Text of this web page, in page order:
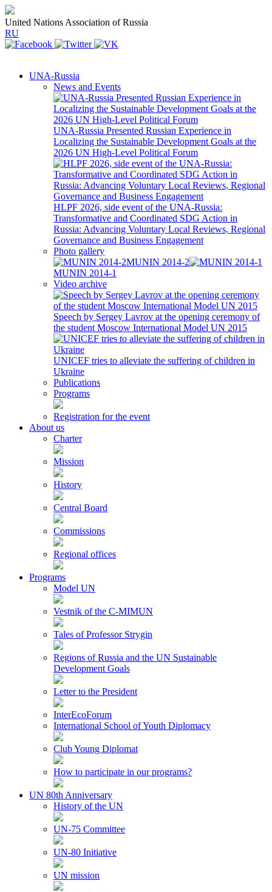
United Nations Association of Russia
RU
UNA-Russia
News and Events
UNA-Russia Presented Russian Experience in
Localizing the Sustainable Development Goals at the
2026 UN High-Level Political Forum
HLPF 2026, side event of the UNA-Russia:
Transformative and Coordinated SDG Action in
Russia: Advancing Voluntary Local Reviews, Regional
Governance and Business Engagement
Photo gallery
MUNIN 2014-2
MUNIN 2014-1
Video archive
Speech by Sergey Lavrov at the opening ceremony of
the student Moscow International Model UN 2015
UNICEF tries to alleviate the suffering of children in
Ukraine
Publications
Programs
Registration for the event
About us
Charter
Mission
History
Central Board
Commissions
Regional offices
Programs
Model UN
Vestnik of the C-MIMUN
Tales of Professor Strygin
Regions of Russia and the UN Sustainable
Development Goals
Letter to the President
InterEcoForum
International School of Youth Diplomacy
Club Young Diplomat
How to participate in our programs?
UN 80th Anniversary
History of the UN
UN-75 Committee
UN-80 Initiative
UN mission